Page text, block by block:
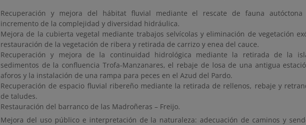
Recuperación y mejora del hábitat fluvial mediante el rescate de fauna
incremento de la complejidad y diversidad hidráulica.
Mejora de la cubierta vegetal mediante trabajos selvícolas y eliminación de vegetación
restauración de la vegetación de ribera y retirada de carrizo y enea del cauce.
Recuperación y mejora de la continuidad hidrológica mediante la retirada de la
sedimentos de la confluencia Trofa-Manzanares, el rebaje de losa de una antigua
aforos y la instalación de una rampa para peces en el Azud del Pardo.
Recuperación de espacio fluvial ribereño mediante la retirada de rellenos, rebaje y
de taludes.
Restauración del barranco de las Madroñeras – Freijo.
Mejora del uso público e interpretación de la naturaleza: adecuación de caminos y